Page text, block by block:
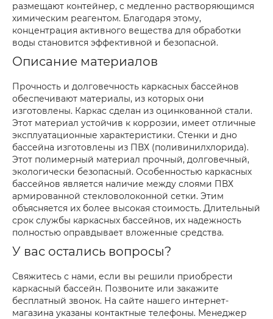
размещают контейнер, с медленно растворяющимся
химическим реагентом. Благодаря этому,
концентрация активного вещества для обработки
воды становится эффективной и безопасной.
Описание материалов
Прочность и долговечность каркасных бассейнов
обеспечивают материалы, из которых они
изготовлены. Каркас сделан из оцинкованной стали.
Этот материал устойчив к коррозии, имеет отличные
эксплуатационные характеристики. Стенки и дно
бассейна изготовлены из ПВХ (поливинилхлорида).
Этот полимерный материал прочный, долговечный,
экологически безопасный. Особенностью каркасных
бассейнов является наличие между слоями ПВХ
армированной стекловолоконной сетки. Этим
объясняется их более высокая стоимость. Длительный
срок службы каркасных бассейнов, их надежность
полностью оправдывает вложенные средства.
У вас остались вопросы?
Свяжитесь с нами, если вы решили приобрести
каркасный бассейн. Позвоните или закажите
бесплатный звонок. На сайте нашего интернет-
магазина указаны контактные телефоны. Менеджер